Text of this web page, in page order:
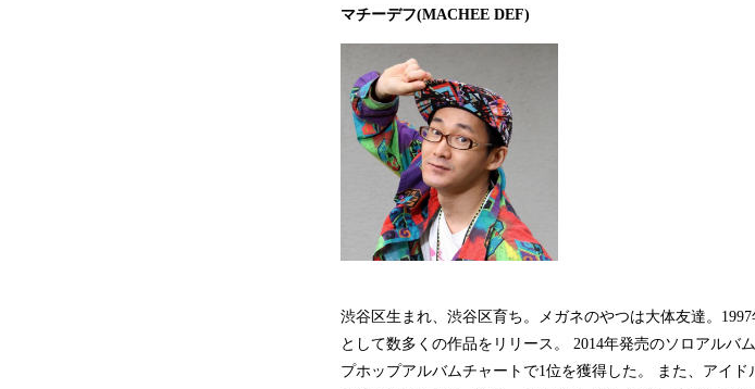
マチーデフ(MACHEE DEF)
渋谷区生まれ、渋谷区育ち。メガネのやつは大体友達。
として数多くの作品をリリース。 2014年発売のソロアルバ
プホップアルバムチャートで1位を獲得した。 また、アイ